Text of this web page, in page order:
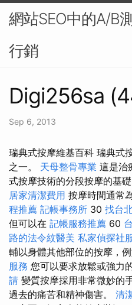
網站SEO中的A/B
行銷
Digi256sa
Sep 6, 2013
瑞典式按摩維基百科 瑞典式
之一。 天母整骨專業 這是治
式按摩技術的分段按摩的基礎
居家清潔費用 按摩時間通常
程推薦 記帳事務所 30 找台
但可以在 記帳服務推薦 60
路的法令紋醫美 私家偵探社
輔以身體其他部位的按摩，
服務 您可以要求放鬆或強力
請 變質按摩採用非常微妙的
過去的痛苦和精神傷害。 清